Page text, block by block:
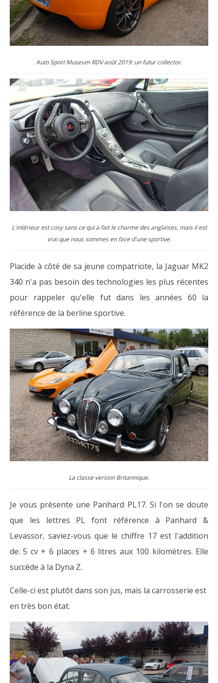
Auto Sport Museum RDV août 2019: un futur collector.
L'intérieur est cosy sans ce qui a fait le charme des anglaises, mais il est
vrai que nous sommes en face d'une sportive.
Placide à côté de sa jeune compatriote, la Jaguar MK2
340 n'a pas besoin des technologies les plus récentes
pour rappeler qu'elle fut dans les années 60 la
référence de la berline sportive.
La classe version Britannique.
Je vous présente une Panhard PL17. Si l'on se doute
que les lettres PL font référence à Panhard &
Levassor, saviez-vous que le chiffre 17 est l'addition
de: 5 cv + 6 places + 6 litres aux 100 kilomètres. Elle
succède à la Dyna Z.
Celle-ci est plutôt dans son jus, mais la carrosserie est
en très bon état.